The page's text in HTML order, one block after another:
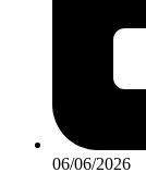
06/06/2026